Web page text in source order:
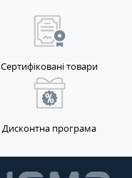
Сертифіковані товари
Дисконтна програма